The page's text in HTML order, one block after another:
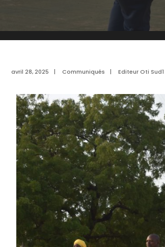
avril 28, 2025 | Communiqués | Editeur Oti Sud1